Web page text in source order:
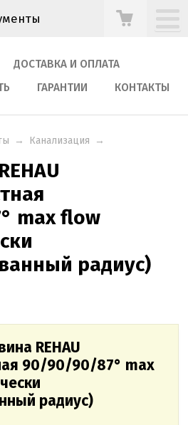
ДОСТАВКА И ОПЛАТА
ГАРАНТИИ КОНТАКТЫ
→ Канализация →
max flow
радиус)
REHAU
90/90/90/87° max
радиус)